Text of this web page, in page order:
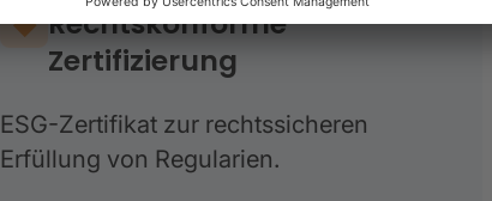
Rechtskonforme
Zertifizierung
ESG-Zertifikat zur rechtssicheren
Erfüllung von Regularien.